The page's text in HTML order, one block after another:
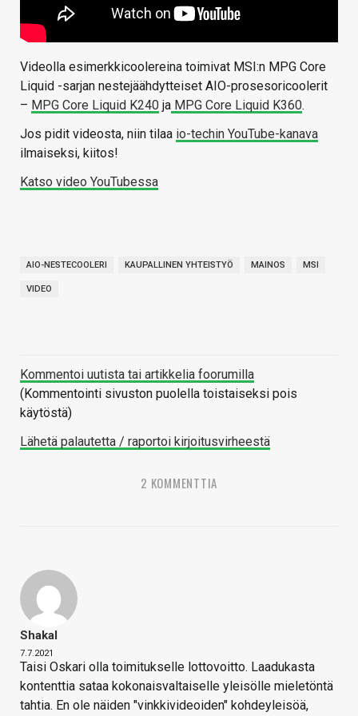
Videolla esimerkkicoolereina toimivat MSI:n MPG Core
Liquid -sarjan nestejäähdytteiset AIO-prosesoricoolerit
– MPG Core Liquid K240 ja MPG Core Liquid K360.
Jos pidit videosta, niin tilaa io-techin YouTube-kanava
ilmaiseksi, kiitos!
Katso video YouTubessa
AIO-NESTECOOLERI KAUPALLINEN YHTEISTYÖ MAINOS MSI
VIDEO
Kommentoi uutista tai artikkelia foorumilla
(Kommentointi sivuston puolella toistaiseksi pois
käytöstä)
Lähetä palautetta / raportoi kirjoitusvirheestä
2 KOMMENTTIA
Shakal
7.7.2021
Taisi Oskari olla toimitukselle lottovoitto. Laadukasta
kontenttia sataa kokonaisvaltaiselle yleisölle mieletöntä
tahtia. En ole näiden "vinkkivideoiden" kohdeyleisöä,